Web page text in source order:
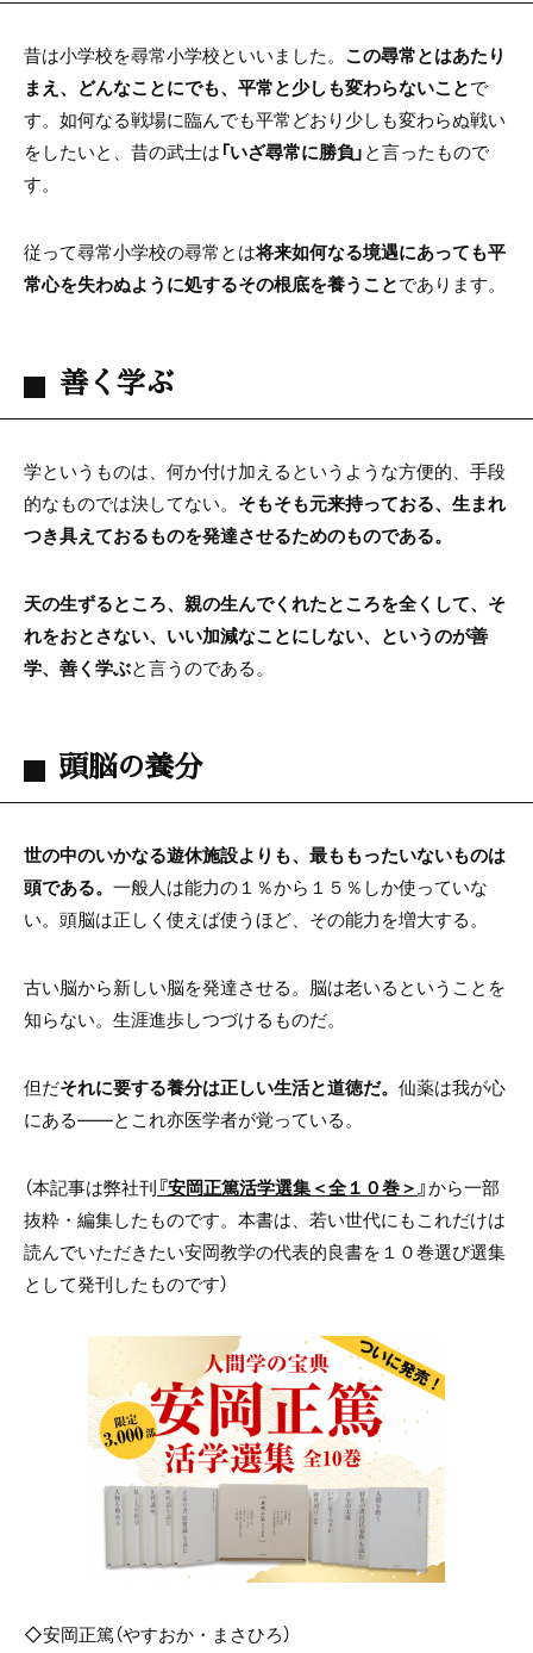
昔は小学校を尋常小学校といいました。 この尋常とはあたり
まえ、どんなことにでも、平常と少しも変わらないことで
す。如何なる戦場に臨んでも平常どおり少しも変わらぬ戦い
をしたいと、昔の武士は「いざ尋常に勝負」と言ったもので
す。
従って尋常小学校の尋常とは将来如何なる境遇にあっても平
常心を失わぬように処するその根底を養うことであります。
善く学ぶ
学というものは、何か付け加えるというような方便的、手段
的なものでは決してない。 そもそも元来持っておる、生まれ
つき具えておるものを発達させるためのものである。
天の生ずるところ、親の生んでくれたところを全くして、そ
れをおとさない、いい加減なことにしない、というのが善
学、善く学ぶと言うのである。
頭脳の養分
世の中のいかなる遊休施設よりも、最ももったいないものは
頭である。 一般人は能力の１％から１５％しか使っていな
い。頭脳は正しく使えば使うほど、その能力を増大する。
古い脳から新しい脳を発達させる。脳は老いるということを
知らない。生涯進歩しつづけるものだ。
但だそれに要する養分は正しい生活と道徳だ。 仙薬は我が心
にある――とこれ亦医学者が覚っている。
（本記事は弊社刊『安岡正篤活学選集＜全１０巻＞』から一部
抜粋・編集したものです。本書は、若い世代にもこれだけは
読んでいただきたい安岡教学の代表的良書を１０巻選び選集
として発刊したものです）
◇安岡正篤（やすおか・まさひろ）